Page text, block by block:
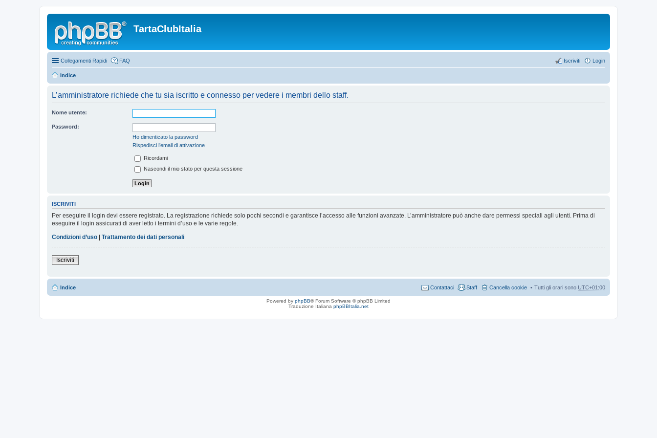
TartaClubItalia
Collegamenti Rapidi FAQ Login
Iscriviti
Indice
L’amministratore richiede che tu sia iscritto e connesso per vedere i membri dello staff.
Nome utente:
Password:
Ho dimenticato la password
Rispedisci l’email di attivazione
Ricordami
Nascondi il mio stato per questa sessione
ISCRIVITI
Per eseguire il login devi essere registrato. La registrazione richiede solo pochi secondi e garantisce l’accesso alle funzioni avanzate. L’amministratore può anche dare permessi speciali agli utenti. Prima di
eseguire il login assicurati di aver letto i termini d’uso e le varie regole.
Condizioni d’uso | Trattamento dei dati personali
Iscriviti
Indice Tutti gli orari sono UTC+01:00
Cancella cookie
Staff
Contattaci
Powered by phpBB® Forum Software © phpBB Limited
Traduzione Italiana phpBBItalia.net